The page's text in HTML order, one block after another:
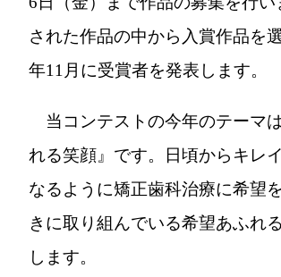
された作品の中から入賞作品を
年11月に受賞者を発表します。
当コンテストの今年のテーマ
れる笑顔』です。日頃からキレ
なるように矯正歯科治療に希望
きに取り組んでいる希望あふれ
します。